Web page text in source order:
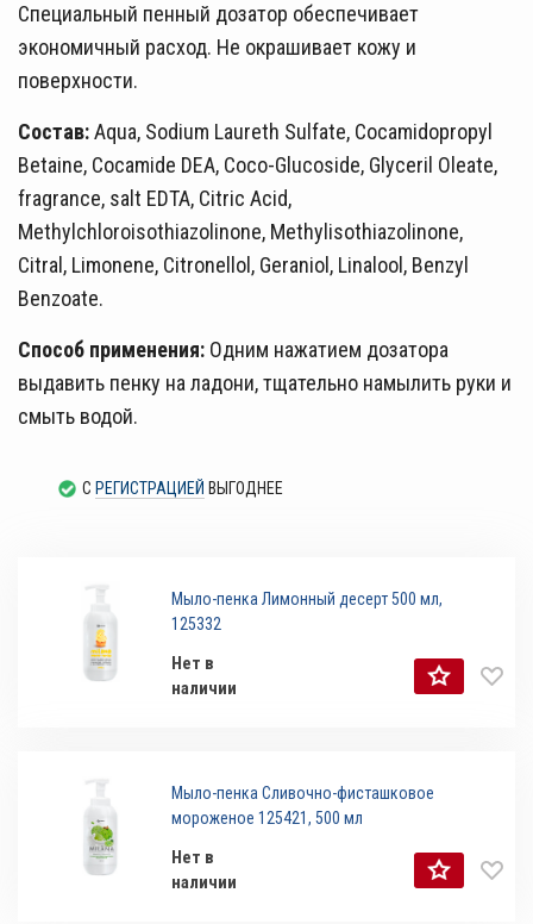
Специальный пенный дозатор обеспечивает
экономичный расход. Не окрашивает кожу и
поверхности.
Состав:Aqua, Sodium Laureth Sulfate, Cocamidopropyl
Betaine, Cocamide DEA, Coco-Glucoside, Glyceril Oleate,
fragrance, salt EDTA, Citric Acid,
Methylchloroisothiazolinone, Methylisothiazolinone,
Citral, Limonene, Citronellol, Geraniol, Linalool, Benzyl
Benzoate.
Способ применения: Одним нажатием дозатора
выдавить пенку на ладони, тщательно намылить руки и
смыть водой.
С РЕГИСТРАЦИЕЙ ВЫГОДНЕЕ
Мыло-пенка Лимонный десерт 500 мл,
125332
Нет в
наличии
Мыло-пенка Сливочно-фисташковое
мороженое 125421, 500 мл
Нет в
наличии